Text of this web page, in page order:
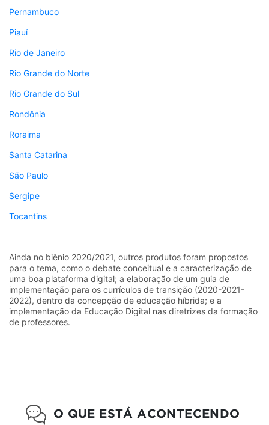
Pernambuco
Piauí
Rio de Janeiro
Rio Grande do Norte
Rio Grande do Sul
Rondônia
Roraima
Santa Catarina
São Paulo
Sergipe
Tocantins
Ainda no biênio 2020/2021, outros produtos foram propostos
para o tema, como o debate conceitual e a caracterização de
uma boa plataforma digital; a elaboração de um guia de
implementação para os currículos de transição (2020-2021-
2022), dentro da concepção de educação híbrida; e a
implementação da Educação Digital nas diretrizes da formação
de professores.
O QUE ESTÁ ACONTECENDO